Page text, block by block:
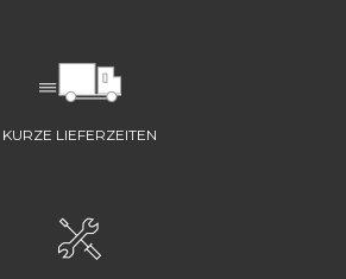
KURZE LIEFERZEITEN